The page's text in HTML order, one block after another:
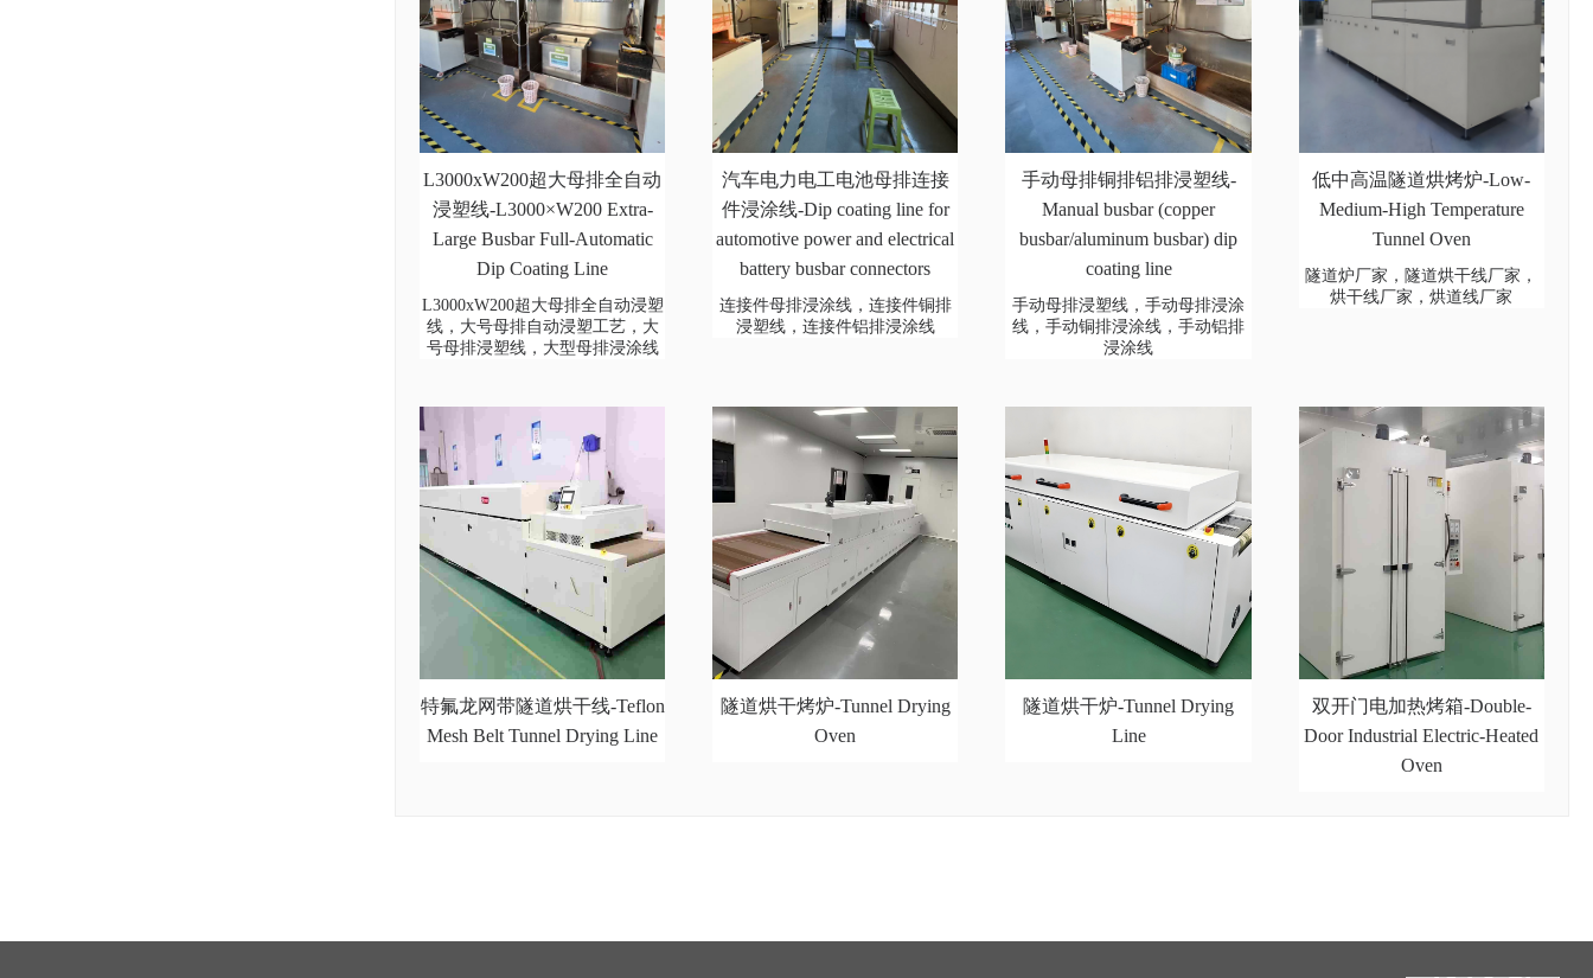
L3000xW200超大母排全自动
浸塑线-L3000×W200 Extra-
Large Busbar Full-Automatic
Dip Coating Line
L3000xW200超大母排全自动浸塑
线，大号母排自动浸塑工艺，大
号母排浸塑线，大型母排浸涂线
汽车电力电工电池母排连接
件浸涂线-Dip coating line for
automotive power and electrical
battery busbar connectors
连接件母排浸涂线，连接件铜排
浸塑线，连接件铝排浸涂线
手动母排铜排铝排浸塑线-
Manual busbar (copper
busbar/aluminum busbar) dip
coating line
手动母排浸塑线，手动母排浸涂
线，手动铜排浸涂线，手动铝排
浸涂线
低中高温隧道烘烤炉-Low-
Medium-High Temperature
Tunnel Oven
隧道炉厂家，隧道烘干线厂家，
烘干线厂家，烘道线厂家
特氟龙网带隧道烘干线-Teflon
Mesh Belt Tunnel Drying Line
隧道烘干烤炉-Tunnel Drying
Oven
隧道烘干炉-Tunnel Drying
Line
双开门电加热烤箱-Double-
Door Industrial Electric-Heated
Oven